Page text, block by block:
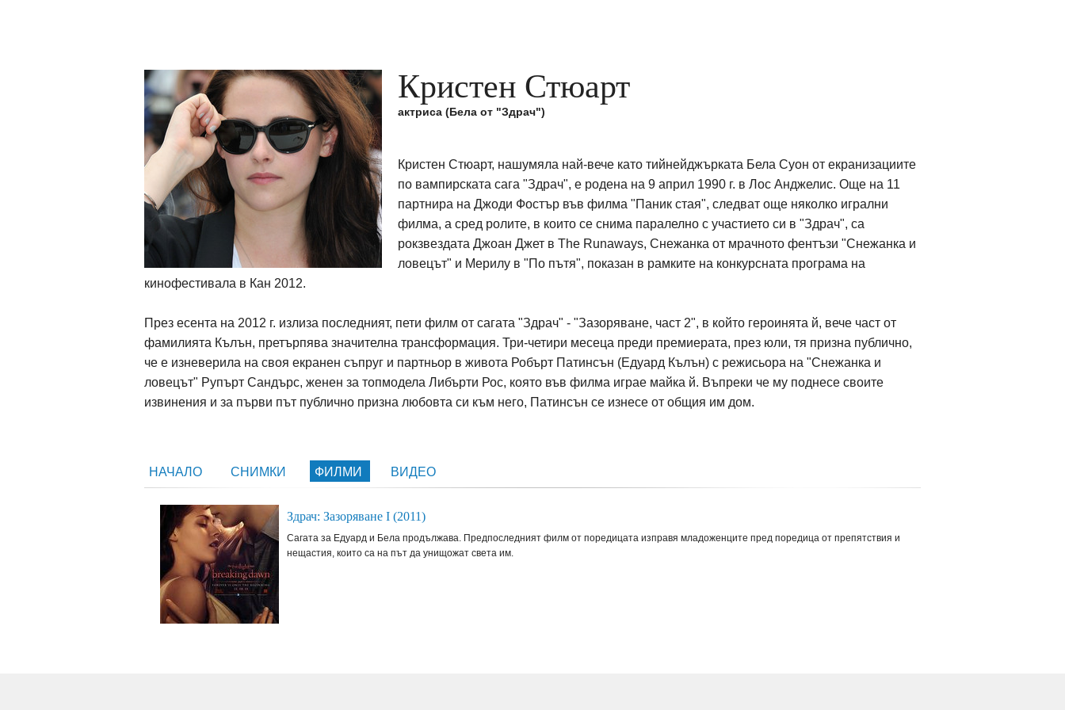
Кристен Стюарт
актриса (Бела от "Здрач")
Кристен Стюарт, нашумяла най-вече като тийнейджърката Бела Суон от екранизациите
по вампирската сага "Здрач", е родена на 9 април 1990 г. в Лос Анджелис. Още на 11
партнира на Джоди Фостър във филма "Паник стая", следват още няколко игрални
филма, а сред ролите, в които се снима паралелно с участието си в "Здрач", са
рокзвездата Джоан Джет в The Runaways, Снежанка от мрачното фентъзи "Снежанка и
ловецът" и Мерилу в "По пътя", показан в рамките на конкурсната програма на
кинофестивала в Кан 2012.
През есента на 2012 г. излиза последният, пети филм от сагата "Здрач" - "Зазоряване, част 2", в който героинята й, вече част от
фамилията Кълън, претърпява значителна трансформация. Три-четири месеца преди премиерата, през юли, тя призна публично,
че е изневерила на своя екранен съпруг и партньор в живота Робърт Патинсън (Едуард Кълън) с режисьора на "Снежанка и
ловецът" Рупърт Сандърс, женен за топмодела Либърти Рос, която във филма играе майка й. Въпреки че му поднесе своите
извинения и за първи път публично призна любовта си към него, Патинсън се изнесе от общия им дом.
НАЧАЛО СНИМКИ ФИЛМИ ВИДЕО
Здрач: Зазоряване I (2011)
Сагата за Едуард и Бела продължава. Предпоследният филм от поредицата изправя младоженците пред поредица от препятствия и
нещастия, които са на път да унищожат света им.